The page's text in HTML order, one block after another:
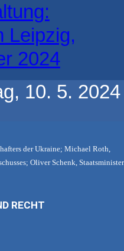
Leipzig,
2024
10. 5. 2024
der Ukraine; Michael Roth,
Oliver Schenk, Staatsminister
RECHT